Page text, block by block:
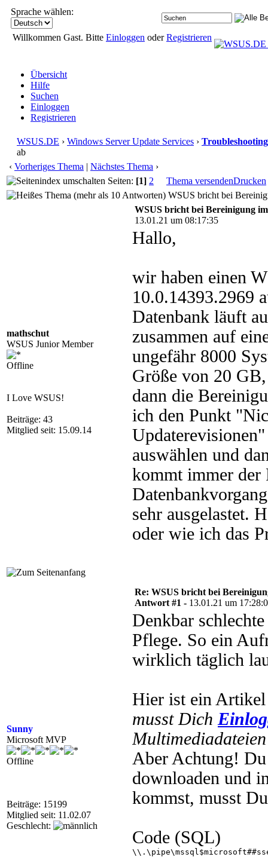
Sprache wählen:
Willkommen Gast. Bitte Einloggen oderRegistrieren
Übersicht
Hilfe
Suchen
Einloggen
Registrieren
WSUS.DE › Windows Server Update Services › Troubleshooting
ab
‹ Vorheriges Thema | Nächstes Thema ›
Seiten: [1] 2 Thema versendenDrucken
WSUS bricht bei
mathschut
WSUS Junior Member
Offline
I Love WSUS!
Beiträge: 43
Mitglied seit: 15.09.14
WSUS bricht bei Bereinigung
13.01.21 um 08:17:35
Hallo,
wir haben einen
10.0.14393.2969
Datenbank läuft
zusammen auf
ungefähr 8000
Größe von 20
dann die
ich den Punkt
auswählen und
kommt immer der
sehr ausgelastet.
oder wie ich das
Sunny
Microsoft MVP
Offline
Beiträge: 15199
Mitglied seit: 11.02.07
Geschlecht:
Re: WSUS bricht bei
Antwort #1 - 13.01.21 um
Denkbar
Pflege. So ein
wirklich täglich
Hier ist ein
musst Dich
Aber Achtung!
downloaden und
kommst, musst
Code (SQL)